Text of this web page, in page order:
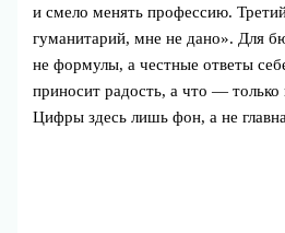
и смело менять профессию.
гуманитарий, мне не дано». Для
не формулы, а честные ответы
приносит радость, а что — только
Цифры здесь лишь фон, а не